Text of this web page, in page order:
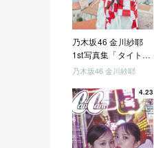
乃木坂46 金川紗耶
1st写真集「タイトル
未定」
乃木坂46 金川紗耶
4.23